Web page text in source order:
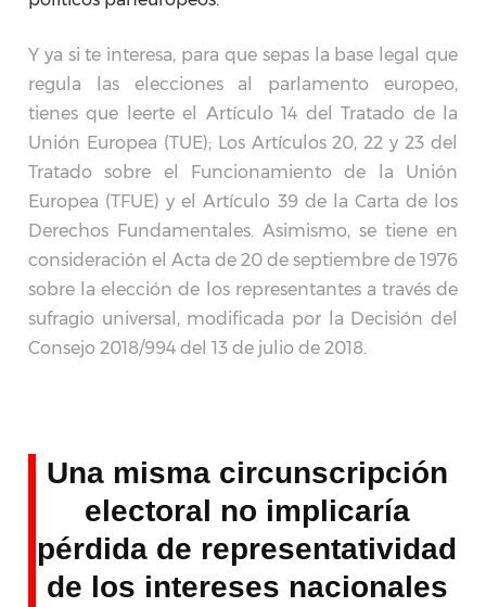
Y ya si te interesa, para que sepas la base legal que
regula las elecciones al parlamento europeo,
tienes que leerte el Artículo 14 del Tratado de la
Unión Europea (TUE); Los Artículos 20, 22 y 23 del
Tratado sobre el Funcionamiento de la Unión
Europea (TFUE) y el Artículo 39 de la Carta de los
Derechos Fundamentales. Asimismo, se tiene en
consideración el Acta de 20 de septiembre de 1976
sobre la elección de los representantes a través de
sufragio universal, modificada por la Decisión del
Consejo 2018/994 del 13 de julio de 2018.
Una misma circunscripción
electoral no implicaría
pérdida de representatividad
de los intereses nacionales